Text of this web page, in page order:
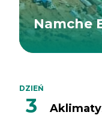
Namche
DZIEŃ
3